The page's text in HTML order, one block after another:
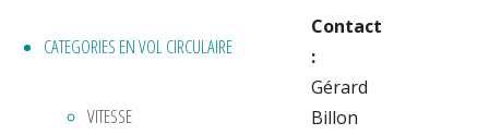
CATEGORIES EN VOL CIRCULAIRE
VITESSE
Contact
:
Gérard
Billon